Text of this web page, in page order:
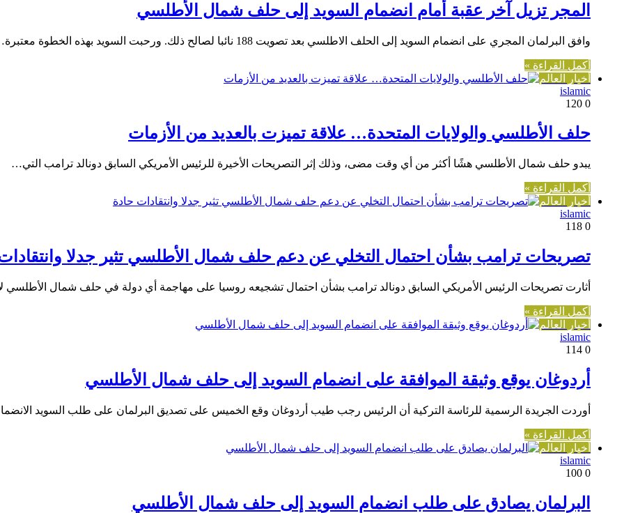
المجر تزيل آخر عقبة أمام انضمام السويد إلى حلف شمال الأطلسي
وافق البرلمان المجري على انضمام السويد إلى الحلف الاطلسي بعد تصويت 188 نائبا لصالح ذلك. ورحبت السويد بهذه الخطوة معتبرة…
أكمل القراءة »
أخبار العالم
islamic
0
حلف الأطلسي والولايات المتحدة… علاقة تميزت بالعديد من الأزمات
يبدو حلف شمال الأطلسي هشًا أكثر من أي وقت مضى، وذلك إثر التصريحات الأخيرة للرئيس الأمريكي السابق دونالد ترامب التي…
أكمل القراءة »
أخبار العالم
islamic
0
تصريحات ترامب بشأن احتمال التخلي عن دعم حلف شمال الأطلسي تثير جدلا
أثارت تصريحات الرئيس الأمريكي السابق دونالد ترامب بشأن احتمال تشجيعه روسيا على مهاجمة أي دولة في حلف شمال الأطلسي
أكمل القراءة »
أخبار العالم
islamic
0
أردوغان يوقع وثيقة الموافقة على انضمام السويد إلى حلف شمال الأطلسي
أوردت الجريدة الرسمية للرئاسة التركية أن الرئيس رجب طيب أردوغان وقع الخميس على تصديق البرلمان على طلب السويد
أكمل القراءة »
أخبار العالم
islamic
0
البرلمان يصادق على طلب انضمام السويد إلى حلف شمال الأطلسي